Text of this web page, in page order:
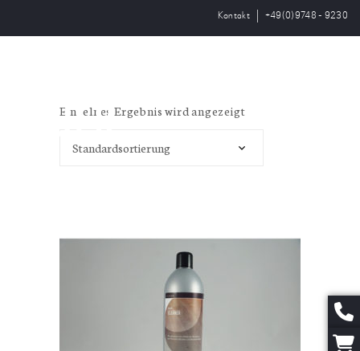
Kontakt +49(0)9748 - 9230
Einzelnes Ergebnis wird angezeigt